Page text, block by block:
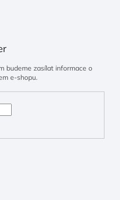
budeme zasílat informace o
e-shopu.